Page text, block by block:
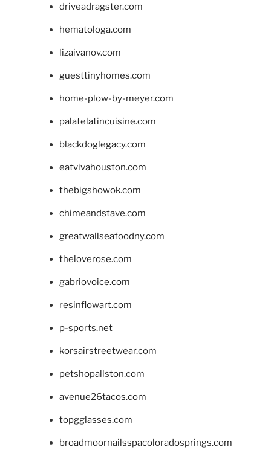
driveadragster.com
hematologa.com
lizaivanov.com
guesttinyhomes.com
home-plow-by-meyer.com
palatelatincuisine.com
blackdoglegacy.com
eatvivahouston.com
thebigshowok.com
chimeandstave.com
greatwallseafoodny.com
theloverose.com
gabriovoice.com
resinflowart.com
p-sports.net
korsairstreetwear.com
petshopallston.com
avenue26tacos.com
topgglasses.com
broadmoornailsspacoloradosprings.com